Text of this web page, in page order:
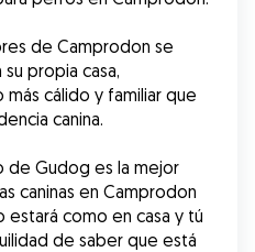
de Camprodon se
propia casa,
cálido y familiar que
canina.
de Gudog es la mejor
caninas en Camprodon
estará como en casa y tú
de saber que está